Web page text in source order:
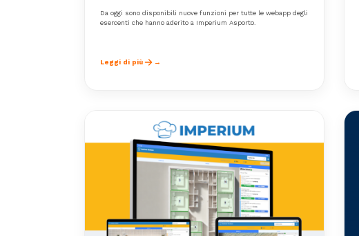
Da oggi sono disponibili nuove funzioni per tutte le webapp degli
esercenti che hanno aderito a Imperium Asporto.
Leggi di più